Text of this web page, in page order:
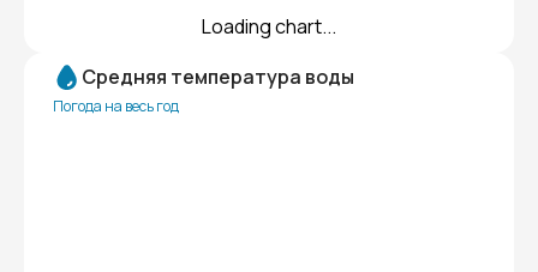
Loading chart...
Средняя температура воды
Погода на весь год